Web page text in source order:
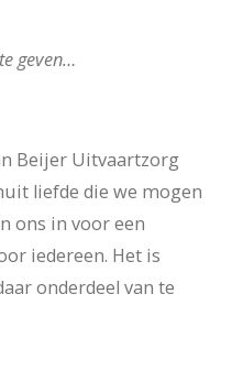
geven…
Beijer Uitvaartzorg
liefde die we mogen
ons in voor een
iedereen. Het is
onderdeel van te